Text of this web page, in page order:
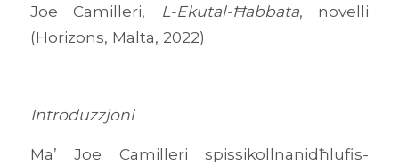
Joe Camilleri, L-Ekutal-Ħabbata, novelli
(Horizons, Malta, 2022)
Introduzzjoni
Ma’ Joe Camilleri spissikollnanidħlufis-